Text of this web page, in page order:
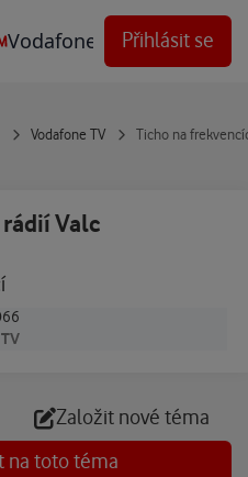
Vodafone Techforum
Přihlásit se
Vodafone TV Ticho na
Valc
Založit nové téma
na toto téma